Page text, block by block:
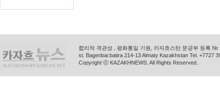
합리적 객관성 , 평화통일 기원, 카자흐스탄 문공부 등록
st. Bagenbai batira 214-13 Almaty Kazakhstan Tel. +7727
Copyright ⓒ KAZAKHNEWS. All Rights Reserved.